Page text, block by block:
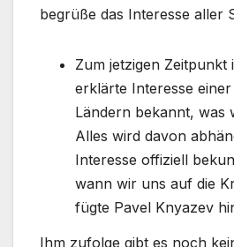
begrüße das Interesse aller
Zum jetzigen Zeitpunkt
erklärte Interesse
Ländern bekannt, was
Alles wird davon
Interesse offiziell
wann wir uns auf die
fügte Pavel Knyazev
Ihm zufolge gibt es noch